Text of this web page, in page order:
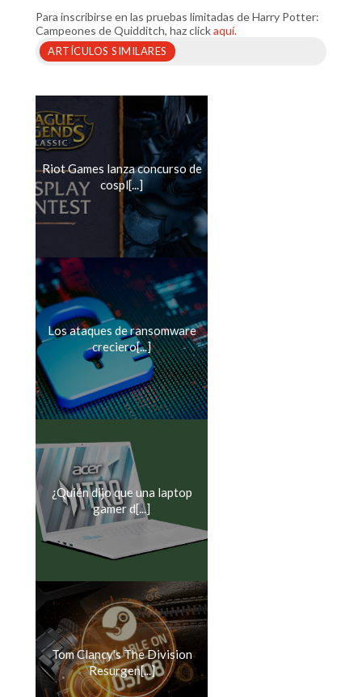
Para inscribirse en las pruebas limitadas de Harry Potter:
Campeones de Quidditch, haz clickaquí.
ARTÍCULOS SIMILARES
Riot Games lanza concurso de
cospl[...]
Los ataques de ransomware
creciero[...]
¿Quién dijo que una laptop
gamer d[...]
Tom Clancy's The Division
Resurgen[...]